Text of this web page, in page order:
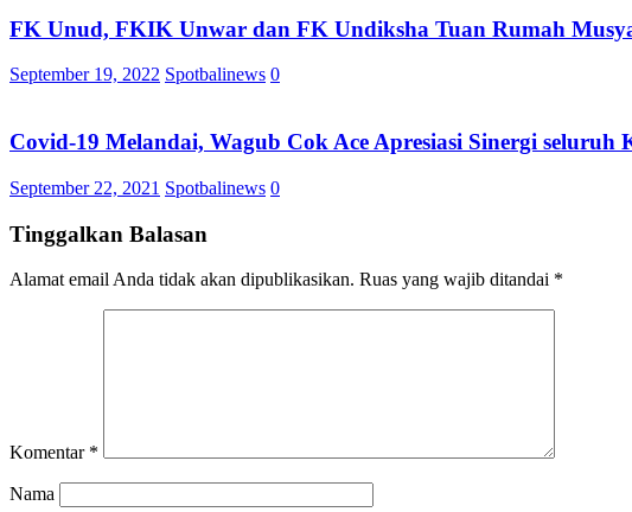
FK Unud, FKIK Unwar dan FK Undiksha Tuan Rumah
September 19, 2022 Spotbalinews 0
Covid-19 Melandai, Wagub Cok Ace Apresiasi Sinergi seluruh
September 22, 2021 Spotbalinews 0
Tinggalkan Balasan
Alamat email Anda tidak akan dipublikasikan. Ruas yang wajib ditandai *
Komentar *
Nama